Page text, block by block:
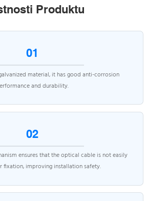
Produktu
01
material, it has good anti-corrosion
and durability.
02
ensures that the optical cable is not easily
fixation, improving installation safety.